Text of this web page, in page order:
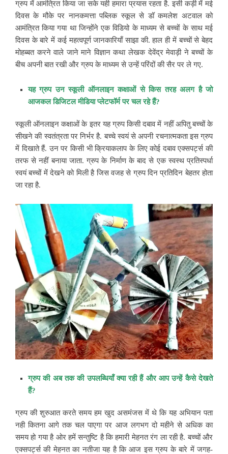
ग्रुप में आमंत्रित किया जा सके यही हमारा प्रयास रहता है. इसी कड़ी में मई
दिवस के मौके पर नानकमत्ता पब्लिक स्कूल से डॉ कमलेश अटवाल को
आमंत्रित किया गया था जिन्होंने एक विडियो के माध्यम से बच्चों के साथ मई
दिवस के बारे में कई महत्वपूर्ण जानकारियाँ साझा की. हाल ही में बच्चों से बेहद
मोहब्बत करने वाले जाने माने विज्ञान कथा लेखक देवेंद्र मेवाड़ी ने बच्चों के
बीच अपनी बात रखी और ग्रुप के माध्यम से उन्हें परिंदों की सैर पर ले गए.
यह ग्रुप उन स्कूली ऑनलाइन कक्षाओं से किस तरह अलग है जो
आजकल डिजिटल मीडिया प्लेटफॉर्म पर चल रहे हैं?
स्कूली ऑनलाइन कक्षाओं के इतर यह ग्रुप किसी दबाव में नहीं अपितु बच्चों के
सीखने की स्वतंत्रता पर निर्भर है. बच्चे स्वयं से अपनी रचनात्मकता इस ग्रुप
में दिखाते हैं. उन पर किसी भी क्रियाकलाप के लिए कोई दबाव एक्सपर्ट्स की
तरफ से नहीं बनाया जाता. ग्रुप के निर्माण के बाद से एक स्वस्थ प्रतिस्पर्धा
स्वयं बच्चों में देखने को मिली है जिस वजह से ग्रुप दिन प्रतिदिन बेहतर होता
जा रहा है.
ग्रुप की अब तक की उपलब्धियॉं क्या रही हैं और आप उन्हें कैसे देखते
हैं?
ग्रुप की शुरुआत करते समय हम खुद असमंजस में थे कि यह अभियान पता
नही कितना आगे तक चल पाएगा पर आज लगभग दो महीने से अधिक का
समय हो गया है ओर हमें सन्तुष्टि है कि हमारी मेहनत रंग ला रही है. बच्चों और
एक्सपर्ट्स की मेहनत का नतीजा यह है कि आज इस ग्रुप के बारे में जगह-